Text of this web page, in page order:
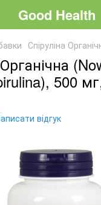
Good Health
Спіруліна
500
відгук